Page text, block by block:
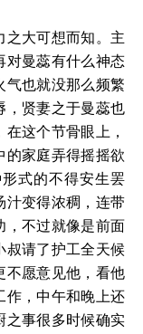
之大可想而知。主
对曼蕊有什么神态
气也就没那么频繁
，贤妻之于曼蕊也
这个节骨眼上，
的家庭弄得摇摇欲
式的不得安生罢
汁变得浓稠，连带
，不过就像是前面
叔请了护工全天候
不愿意见他，看他
作，中午和晚上还
之事很多时候确实